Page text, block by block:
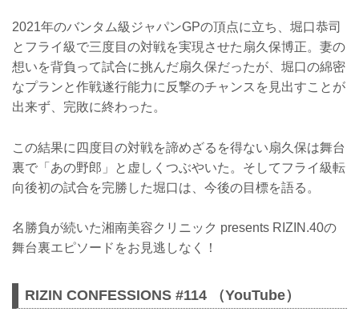
2021年のバンタム級ジャパンGPの頂点に立ち、堀口恭司
とフライ級で三度目の対戦を実現させた扇久保博正。妻の
想いを背負って試合に挑んだ扇久保だったが、堀口の綿密
なプランと作戦遂行能力に反撃のチャンスを見出すことが
出来ず、完敗に終わった。
この結果に四度目の対戦を諦めざるを得ない扇久保は舞台
裏で「あの野郎」と虚しくつぶやいた。そしてフライ級転
向後初の試合を完勝した堀口は、今後の目標を語る。
名勝負が続いた湘南美容クリニック presents RIZIN.40の
舞台裏エピソードをお見逃しなく！
RIZIN CONFESSIONS #114 （YouTube）